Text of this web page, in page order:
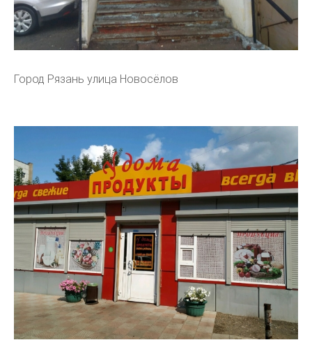
Город Рязань улица Новосёлов